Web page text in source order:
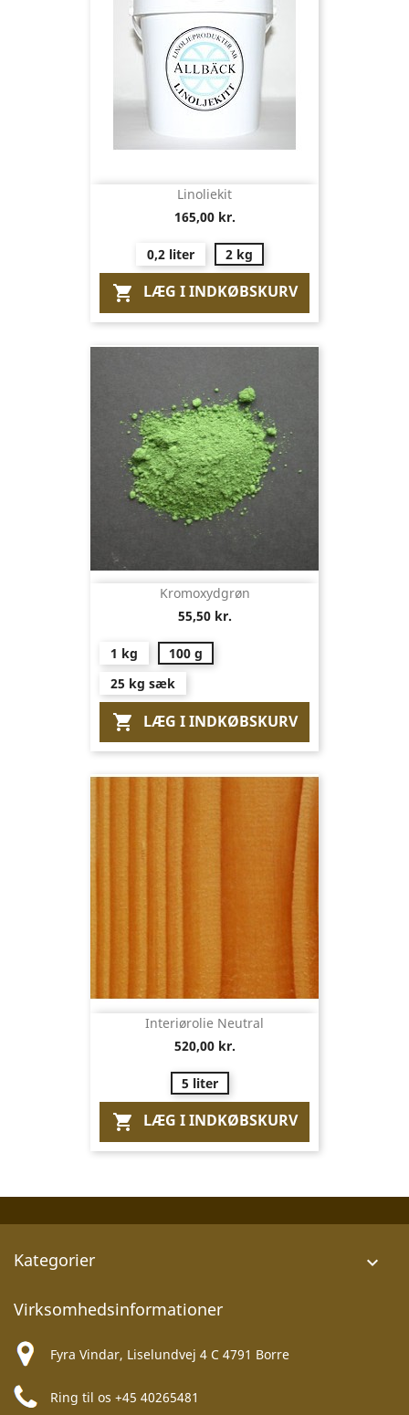
Linoliekit
165,00 kr.
0,2 liter 2 kg
 LÆG I INDKØBSKURV
Kromoxydgrøn
55,50 kr.
1 kg
100 g
25 kg sæk
 LÆG I INDKØBSKURV
Interiørolie Neutral
520,00 kr.
5 liter
 LÆG I INDKØBSKURV
Kategorier 
Virksomhedsinformationer
Fyra Vindar, Liselundvej 4 C 4791 Borre
Ring til os +45 40265481